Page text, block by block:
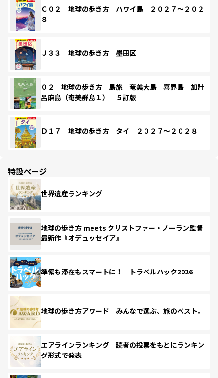
Ｃ０２ 地球の歩き方 ハワイ島 ２０２７～２０２
８
Ｊ３３ 地球の歩き方 墨田区
０２ 地球の歩き方 島旅 奄美大島 喜界島 加計
呂麻島（奄美群島１） ５訂版
Ｄ１７ 地球の歩き方 タイ ２０２７～２０２８
特設ページ
世界遺産ランキング
地球の歩き方 meets クリストファー・ノーラン監督
最新作『オデュッセイア』
準備も滞在もスマートに！ トラベルハック2026
地球の歩き方アワード みんなで選ぶ、旅のベスト。
エアラインランキング 読者の投票をもとにランキン
グ形式で発表